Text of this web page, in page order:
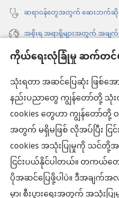
ကိုယ်ရေးလုံခြုံမှု ဆက်တင်မ
သုံးရတာ အဆင်ပြေဆုံး ဖြစ်အေ
နည်းပညာတွေ ကျွန်တော်တို့ သုံ
cookies တွေဟာ ကျွန်တေ
အတွက် မရှိမဖြစ် လိုအပ်ပြီး ငြ
cookies အသုံးပြုမှုကို သင်တို့
ငြင်းပယ်နိုင်ပါတယ်။ တကယ်
ပိုအဆင်ပြေဖို့ပါပဲ။ ဒီအချက်အ
ဆရာဝန်တွေအတွက် ဆေးဘက်ဆို
အစိုးရ အရာရှိများအတွက် အခ
အကူအညီ
အလှူငွေ
(window
အသစ်
ဖွ
င့်
နေ
ပါ
တယ်)
ကင်းမျှော်စင် အွန်လိုင်းစာကြ
(window
အသစ်
ဖွ
င့်
နေ
ပါ
JW Hub®
(window
အသစ်
ဖွ
င့်
JW Library®
ကင်းမျှော်စင် စာကြည့်တိုက်